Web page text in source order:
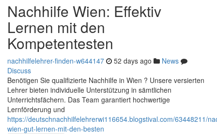
Nachhilfe Wien: Effektiv
Lernen mit den
Kompetentesten
nachhilfelehrer-finden-w644147 52 days ago
News
Discuss
Benötigen Sie qualifizierte Nachhilfe in Wien ? Unsere versierten
Lehrer bieten individuelle Unterstützung in sämtlichen
Unterrichtsfächern. Das Team garantiert hochwertige
Lernförderung und
https://deutschnachhilfelehrerwi116654.blogstival.com/63448211/
wien-gut-lernen-mit-den-besten